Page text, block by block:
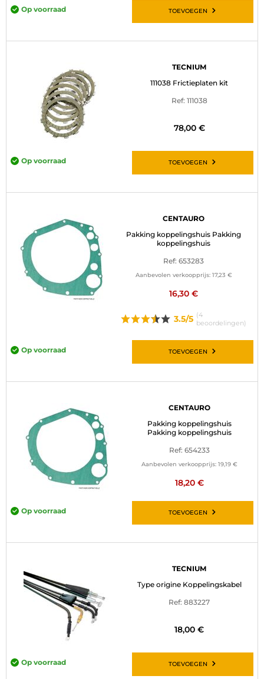
Op voorraad TOEVOEGEN
TECNIUM
111038 Frictieplaten kit
Ref: 111038
78,00 €
Op voorraad TOEVOEGEN
CENTAURO
Pakking koppelingshuis Pakking
koppelingshuis
Ref: 653283
Aanbevolen verkoopprijs: 17,23 €
16,30 €
3.5/5 (4
beoordelingen)
Op voorraad TOEVOEGEN
CENTAURO
Pakking koppelingshuis
Pakking koppelingshuis
Ref: 654233
Aanbevolen verkoopprijs: 19,19 €
18,20 €
Op voorraad TOEVOEGEN
TECNIUM
Type origine Koppelingskabel
Ref: 883227
18,00 €
Op voorraad TOEVOEGEN